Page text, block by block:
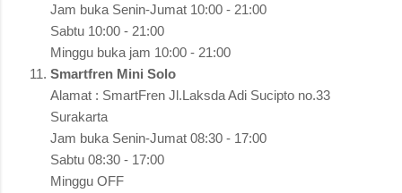
Jam buka Senin-Jumat 10:00 - 21:00
Sabtu 10:00 - 21:00
Minggu buka jam 10:00 - 21:00
Smartfren Mini Solo
Alamat : SmartFren Jl.Laksda Adi Sucipto no.33
Surakarta
Jam buka Senin-Jumat 08:30 - 17:00
Sabtu 08:30 - 17:00
Minggu OFF